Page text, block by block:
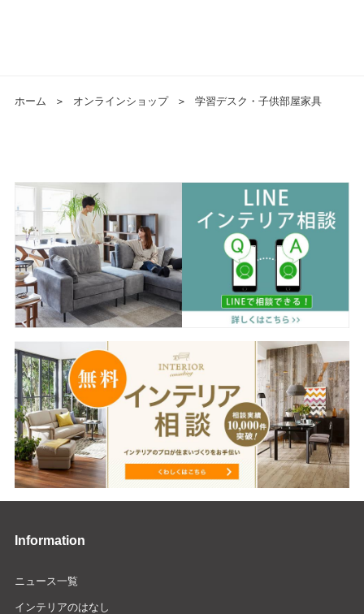
ホーム ＞ オンラインショップ ＞ 学習デスク・子供部屋家具
Information
ニュース一覧
インテリアのはなし